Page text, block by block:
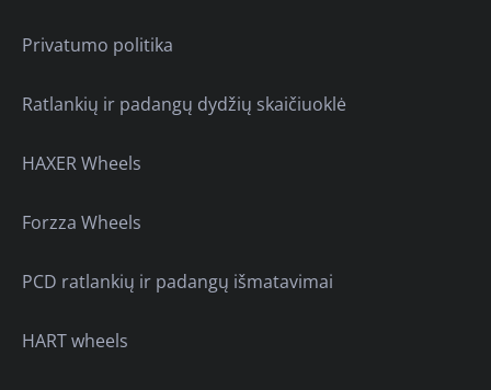
Privatumo politika
Ratlankių ir padangų dydžių skaičiuoklė
HAXER Wheels
Forzza Wheels
PCD ratlankių ir padangų išmatavimai
HART wheels